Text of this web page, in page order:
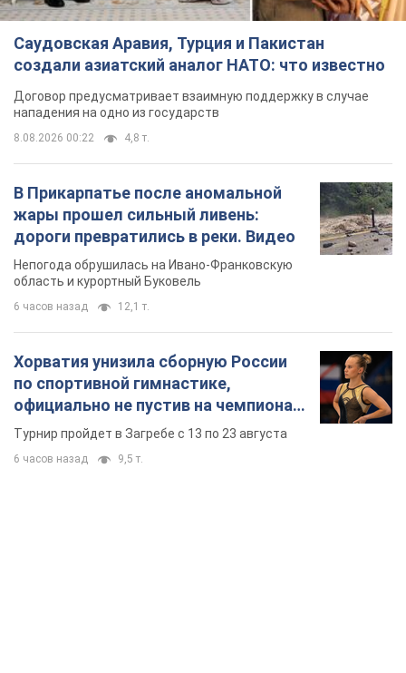
Саудовская Аравия, Турция и Пакистан
создали азиатский аналог НАТО: что известно
Договор предусматривает взаимную поддержку в случае
нападения на одно из государств
8.08.2026 00:22 4,8 т.
В Прикарпатье после аномальной
жары прошел сильный ливень:
дороги превратились в реки. Видео
Непогода обрушилась на Ивано-Франковскую
область и курортный Буковель
6 часов назад 12,1 т.
Хорватия унизила сборную России
по спортивной гимнастике,
официально не пустив на чемпионат
Европы основных спортсменов
Турнир пройдет в Загребе с 13 по 23 августа
6 часов назад 9,5 т.